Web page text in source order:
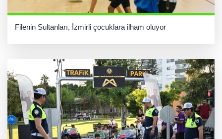
Filenin Sultanları, İzmirli çocuklara ilham oluyor